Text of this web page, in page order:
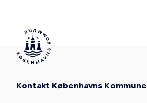
Kontakt Københavns Kommune